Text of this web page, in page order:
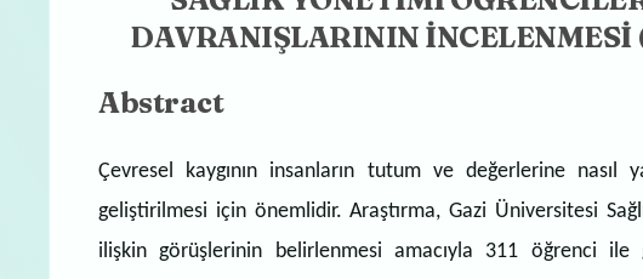
DAVRANIŞLARININ
Abstract
Çevresel kaygının insanların tutum ve değerlerine nasıl
geliştirilmesi için önemlidir. Araştırma, Gazi Üniversitesi
ilişkin görüşlerinin belirlenmesi amacıyla 311 öğrenci ile